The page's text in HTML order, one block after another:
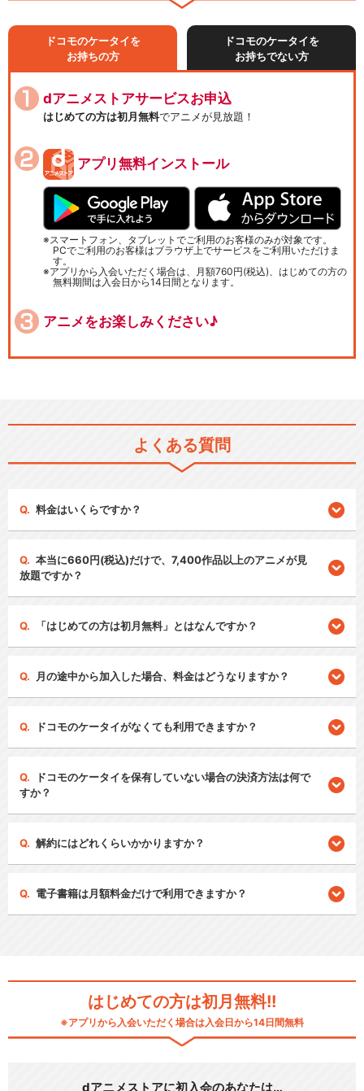
ドコモのケータイを
お持ちの方
ドコモのケータイを
お持ちでない方
dアニメストアサービスお申込
はじめての方は初月無料でアニメが見放題！
アプリ無料インストール
スマートフォン、タブレットでご利用のお客様のみが対象です。
PCでご利用のお客様はブラウザ上でサービスをご利用いただけま
す。
アプリから入会いただく場合は、月額760円(税込)、はじめての方の
無料期間は入会日から14日間となります。
アニメをお楽しみください♪
よくある質問
料金はいくらですか？
本当に660円(税込)だけで、7,400作品以上のアニメが見
放題ですか？
「はじめての方は初月無料」とはなんですか？
月の途中から加入した場合、料金はどうなりますか？
ドコモのケータイがなくても利用できますか？
ドコモのケータイを保有していない場合の決済方法は何で
すか？
解約にはどれくらいかかりますか？
電子書籍は月額料金だけで利用できますか？
はじめての方は初月無料!!
※アプリから入会いただく場合は入会日から14日間無料
dアニメストアに初入会のあなたは…